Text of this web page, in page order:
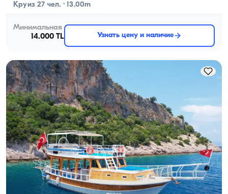
Круиз 27 чел. · 13.00m
Минимальная
14.000 TL
Узнать цену и наличие